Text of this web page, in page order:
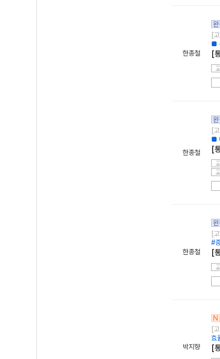
한종철
[
■
[
한종철
[
■
[
한종철
[
#
[
박지향
N
[
효
[